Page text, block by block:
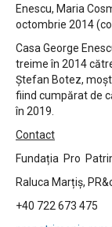
Enescu, Maria
octombrie 2014
Casa George
treime în 2014
Ștefan Botez,
fiind cumpărat de
în 2019.
Contact
Fundația Pro
Raluca Marțiș,
+40 722 673